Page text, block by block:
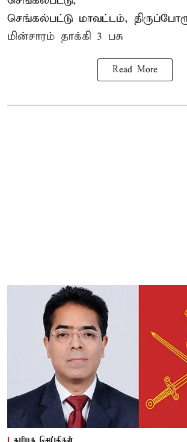
செங்கல்பட்டு மாவட்டம்,
மின்சாரம் தாக்கி 3 பசு
Read More